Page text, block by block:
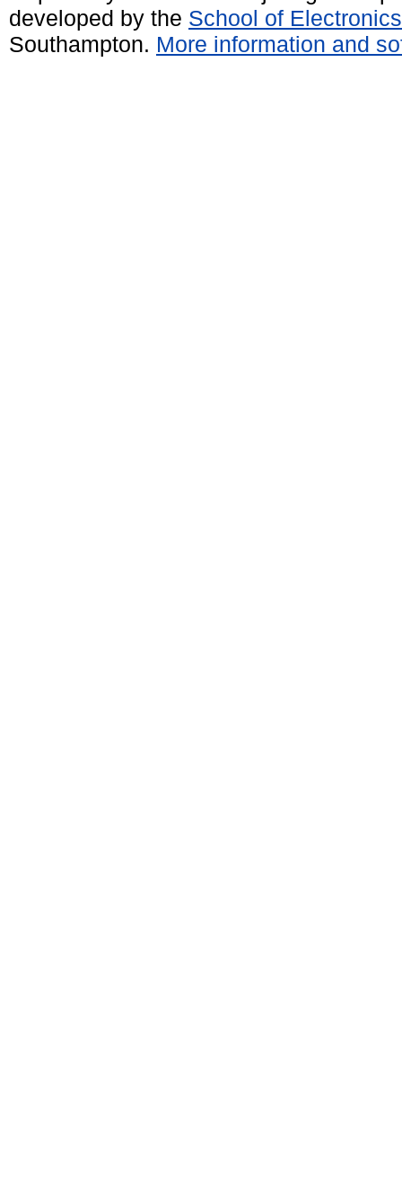
developed by the School of
Southampton. More information and